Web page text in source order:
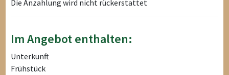
Die Anzahlung wird nicht rückerstattet
Im Angebot enthalten:
Unterkunft
Frühstück